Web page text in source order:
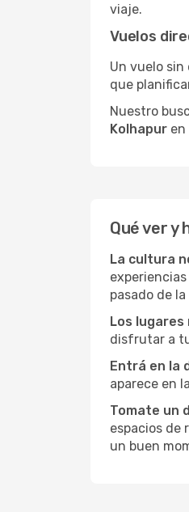
viaje.
Vuelos
Un vuelo
que
Nuestro
Kolhapur en
Qué ver y
La cultura
pasado de
Los lugares
disfrutar a
Entrá en la
aparece en
Tomate un
espacios de
un buen